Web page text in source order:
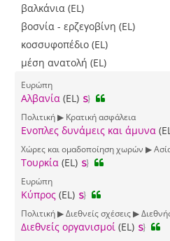
βαλκάνια (EL)
βοσνία - ερζεγοβίνη (EL)
κοσσυφοπέδιο (EL)
μέση ανατολή (EL)
Ευρώπη
Αλβανία (EL)
Πολιτική ▶ Κρατική ασφάλεια
Ενοπλες δυνάμεις και άμυνα
Χώρες και ομαδοποίηση χωρών ▶
Τουρκία (EL)
Ευρώπη
Κύπρος (EL)
Πολιτική ▶ Διεθνείς σχέσεις ▶
Διεθνείς οργανισμοί (EL)